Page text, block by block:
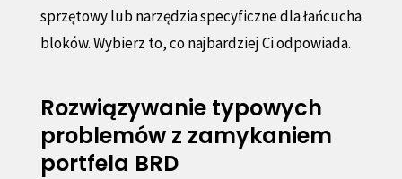
sprzętowy lub narzędzia specyficzne dla łańcucha
bloków. Wybierz to, co najbardziej Ci odpowiada.
Rozwiązywanie typowych
problemów z zamykaniem
portfela BRD